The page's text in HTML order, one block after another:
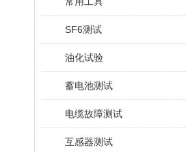
SF6测试
油化试验
蓄电池测试
电缆故障测试
互感器测试